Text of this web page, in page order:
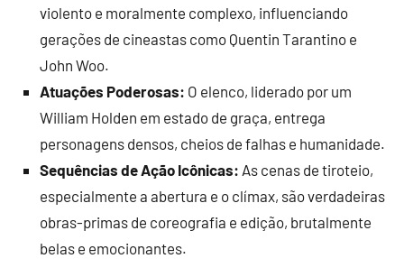
violento e moralmente complexo, influenciando
gerações de cineastas como Quentin Tarantino e
John Woo.
Atuações Poderosas: O elenco, liderado por um
William Holden em estado de graça, entrega
personagens densos, cheios de falhas e humanidade.
Sequências de Ação Icônicas: As cenas de tiroteio,
especialmente a abertura e o clímax, são verdadeiras
obras-primas de coreografia e edição, brutalmente
belas e emocionantes.